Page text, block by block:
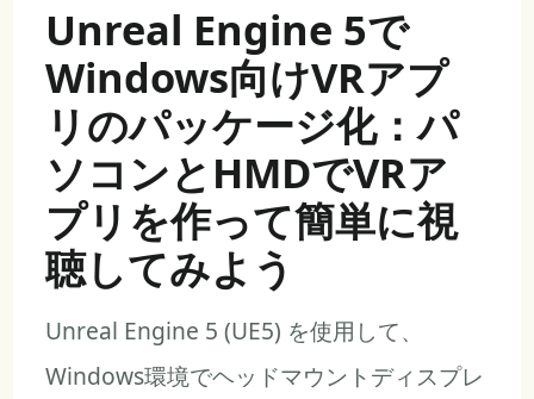
Unreal Engine 5で
Windows向けVRアプ
リのパッケージ化：パ
ソコンとHMDでVRア
プリを作って簡単に視
聴してみよう
Unreal Engine 5 (UE5) を使用して、
Windows環境でヘッドマウントディスプレ